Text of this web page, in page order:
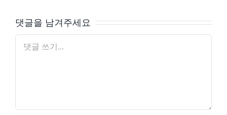
댓글을 남겨주세요